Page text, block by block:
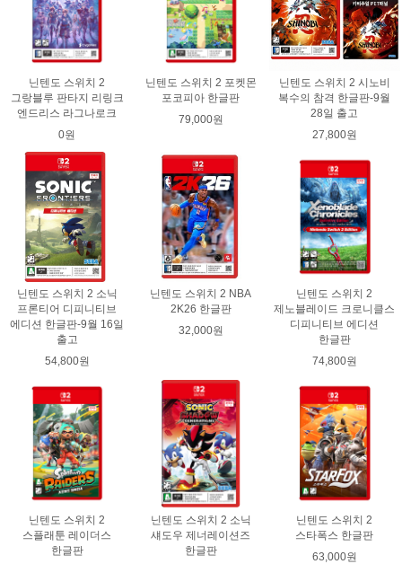
닌텐도 스위치 2
그랑블루 판타지 리링크
엔드리스 라그나로크
0원
닌텐도 스위치 2 포켓몬
포코피아 한글판
79,000원
닌텐도 스위치 2 시노비
복수의 참격 한글판-9월
28일 출고
27,800원
닌텐도 스위치 2 소닉
프론티어 디피니티브
에디션 한글판-9월 16일
출고
54,800원
닌텐도 스위치 2 NBA
2K26 한글판
32,000원
닌텐도 스위치 2
제노블레이드 크로니클스
디피니티브 에디션
한글판
74,800원
닌텐도 스위치 2
스플래툰 레이더스
한글판
닌텐도 스위치 2 소닉
섀도우 제너레이션즈
한글판
닌텐도 스위치 2
스타폭스 한글판
63,000원